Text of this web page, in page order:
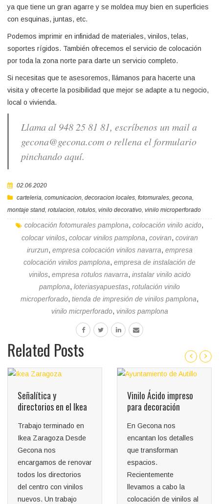
ya que tiene un gran agarre y se moldea muy bien en superficies
con esquinas, juntas, etc.
Podemos imprimir en infinidad de materiales, vinilos, telas,
soportes rígidos. También ofrecemos el servicio de colocación
por toda la zona norte para darte un servicio completo.
Si necesitas que te asesoremos, llámanos para hacerte una
visita y ofrecerte la posibilidad que mejor se adapte a tu negocio,
local o vivienda.
Llama al 948 25 81 81, escríbenos un mail a
gecona@gecona.com o rellena el formulario
pinchando aquí.
02.06.2020
carteleria comunicacion decoracion locales fotomurales gecona
montaje stand rotulacion rotulos vinilo decorativo vinilo microperforado
colocación fotomurales pamplona, colocación vinilo acido,
colocar vinilos, colocar vinilos pamplona, coviran, coviran
irurzun, empresa colocación vinilos navarra, empresa
colocación vinilos pamplona, empresa de instalación de
vinilos, empresa rotulos navarra, instalar vinilo acido
pamplona, loteriasyapuestas, rotulación vinilo
microperforado, tienda de impresión de vinilos pamplona,
vinilo micrperforado, vinilos pamplona
Related Posts
Vinilo Ácido impreso
para decoración
En Gecona nos
encantan los detalles
que transforman
espacios.
Recientemente
llevamos a cabo la
colocación de vinilos al
Cerramiento
Reformas Koröshi
En Gecona
entendemos que cada
reforma necesita su